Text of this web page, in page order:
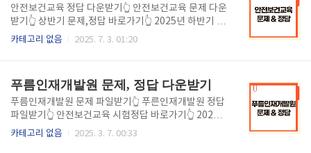
소한의 시간으로 효율적으로 대비하세요. 국립암센터
질향상교육 시험 대표 문제 예시 실제 출제 유형을 바탕
으로 한 문제입니다. 이런 식으로 출제됩니다. ❓ 문제 1
Q. 의료기관의 질 향상 활동에서 가장 중요한 요소는 무
안전보건교육 정답 다운받기👆 안전보건교육 문제 다운
받기👆 상반기 문제,정답 바로가기👆 2025년 하반기 안
전보건교육 교육 시청하시느라 정말 수고많으셨습니
빠르게 시험을 준비하세요! CTRL + F (찾기) 기능을 활
용하면 원하는 문제와 정답을 손쉽게 찾아볼 수 있습니
다. 시험을 마치고 합격의 기쁨을 누리며 여유로운 시간
을 보내시길 바랍니다
카테고리 없음 2025. 7. 3. 01:20
푸름인재개발원 문제, 정답 다운받기
푸름인재개발원 문제 파일받기👆 푸른인재개발원 정답
파일받기👆 안전보건교육 시험정답 바로가기👆 2025
년 상반기 하반기 푸름인재개발원 교육에 참여하느라
카테고리 없음 2025. 3. 7. 00:33